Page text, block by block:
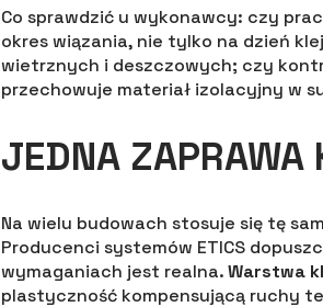
Co sprawdzić u wykonawcy: czy
okres wiązania, nie tylko na dzień
wietrznych i deszczowych; czy
przechowuje materiał izolacyjny w
JEDNA ZAPRAWA
Na wielu budowach stosuje się tę
Producenci systemów ETICS
wymaganiach jest realna.Warstwa
plastyczność kompensującą ruchy